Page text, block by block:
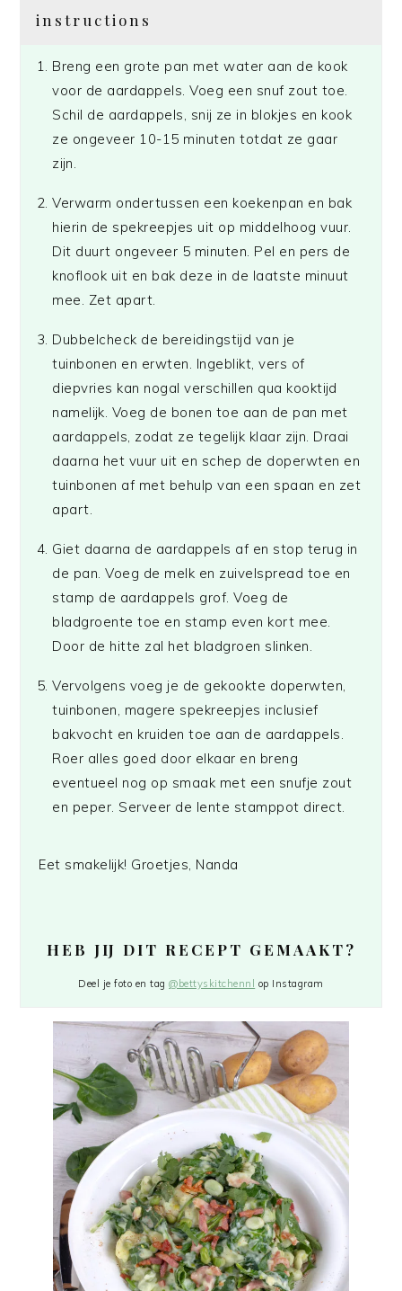
instructions
Breng een grote pan met water aan de kook
voor de aardappels. Voeg een snuf zout toe.
Schil de aardappels, snij ze in blokjes en kook
ze ongeveer 10-15 minuten totdat ze gaar
zijn.
Verwarm ondertussen een koekenpan en bak
hierin de spekreepjes uit op middelhoog vuur.
Dit duurt ongeveer 5 minuten. Pel en pers de
knoflook uit en bak deze in de laatste minuut
mee. Zet apart.
Dubbelcheck de bereidingstijd van je
tuinbonen en erwten. Ingeblikt, vers of
diepvries kan nogal verschillen qua kooktijd
namelijk. Voeg de bonen toe aan de pan met
aardappels, zodat ze tegelijk klaar zijn. Draai
daarna het vuur uit en schep de doperwten en
tuinbonen af met behulp van een spaan en zet
apart.
Giet daarna de aardappels af en stop terug in
de pan. Voeg de melk en zuivelspread toe en
stamp de aardappels grof. Voeg de
bladgroente toe en stamp even kort mee.
Door de hitte zal het bladgroen slinken.
Vervolgens voeg je de gekookte doperwten,
tuinbonen, magere spekreepjes inclusief
bakvocht en kruiden toe aan de aardappels.
Roer alles goed door elkaar en breng
eventueel nog op smaak met een snufje zout
en peper. Serveer de lente stamppot direct.
Eet smakelijk! Groetjes, Nanda
HEB JIJ DIT RECEPT GEMAAKT?
Deel je foto en tag@bettyskitchennl op Instagram